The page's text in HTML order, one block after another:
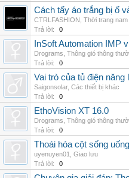
Cách tẩy áo trắng bị ố
CTRLFASHION Thời trang nam
Trả lời:
0
InSoft Automation IMP
Drograms Thông gió thông
Trả lời:
0
Vai trò của tủ điện
Saigonsolar, Các thiết bị khác
Trả lời:
0
EthoVision XT 16.0
Drograms Thông gió thông
Trả lời:
0
Thoái hóa cột sống
uyenuyen01
Giao lưu
Trả lời:
0